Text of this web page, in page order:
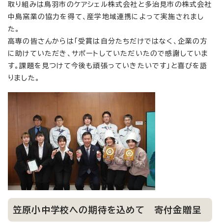
取り組みは鳥羽市のケアシェル株式会社と多治見市の株式会社
中島窯業の協力を得て、産学地域連携によって実施されまし
た。
高専の皆さんからは「受賞は自分たちだけではなく、企業の方
に助けていただき、サポートしていただいたので感謝していま
す。課題を見つけて今後も頑張っていきたいです」と喜びを語
りました。
笠原小中学校への期待を込めて 寄付金贈呈